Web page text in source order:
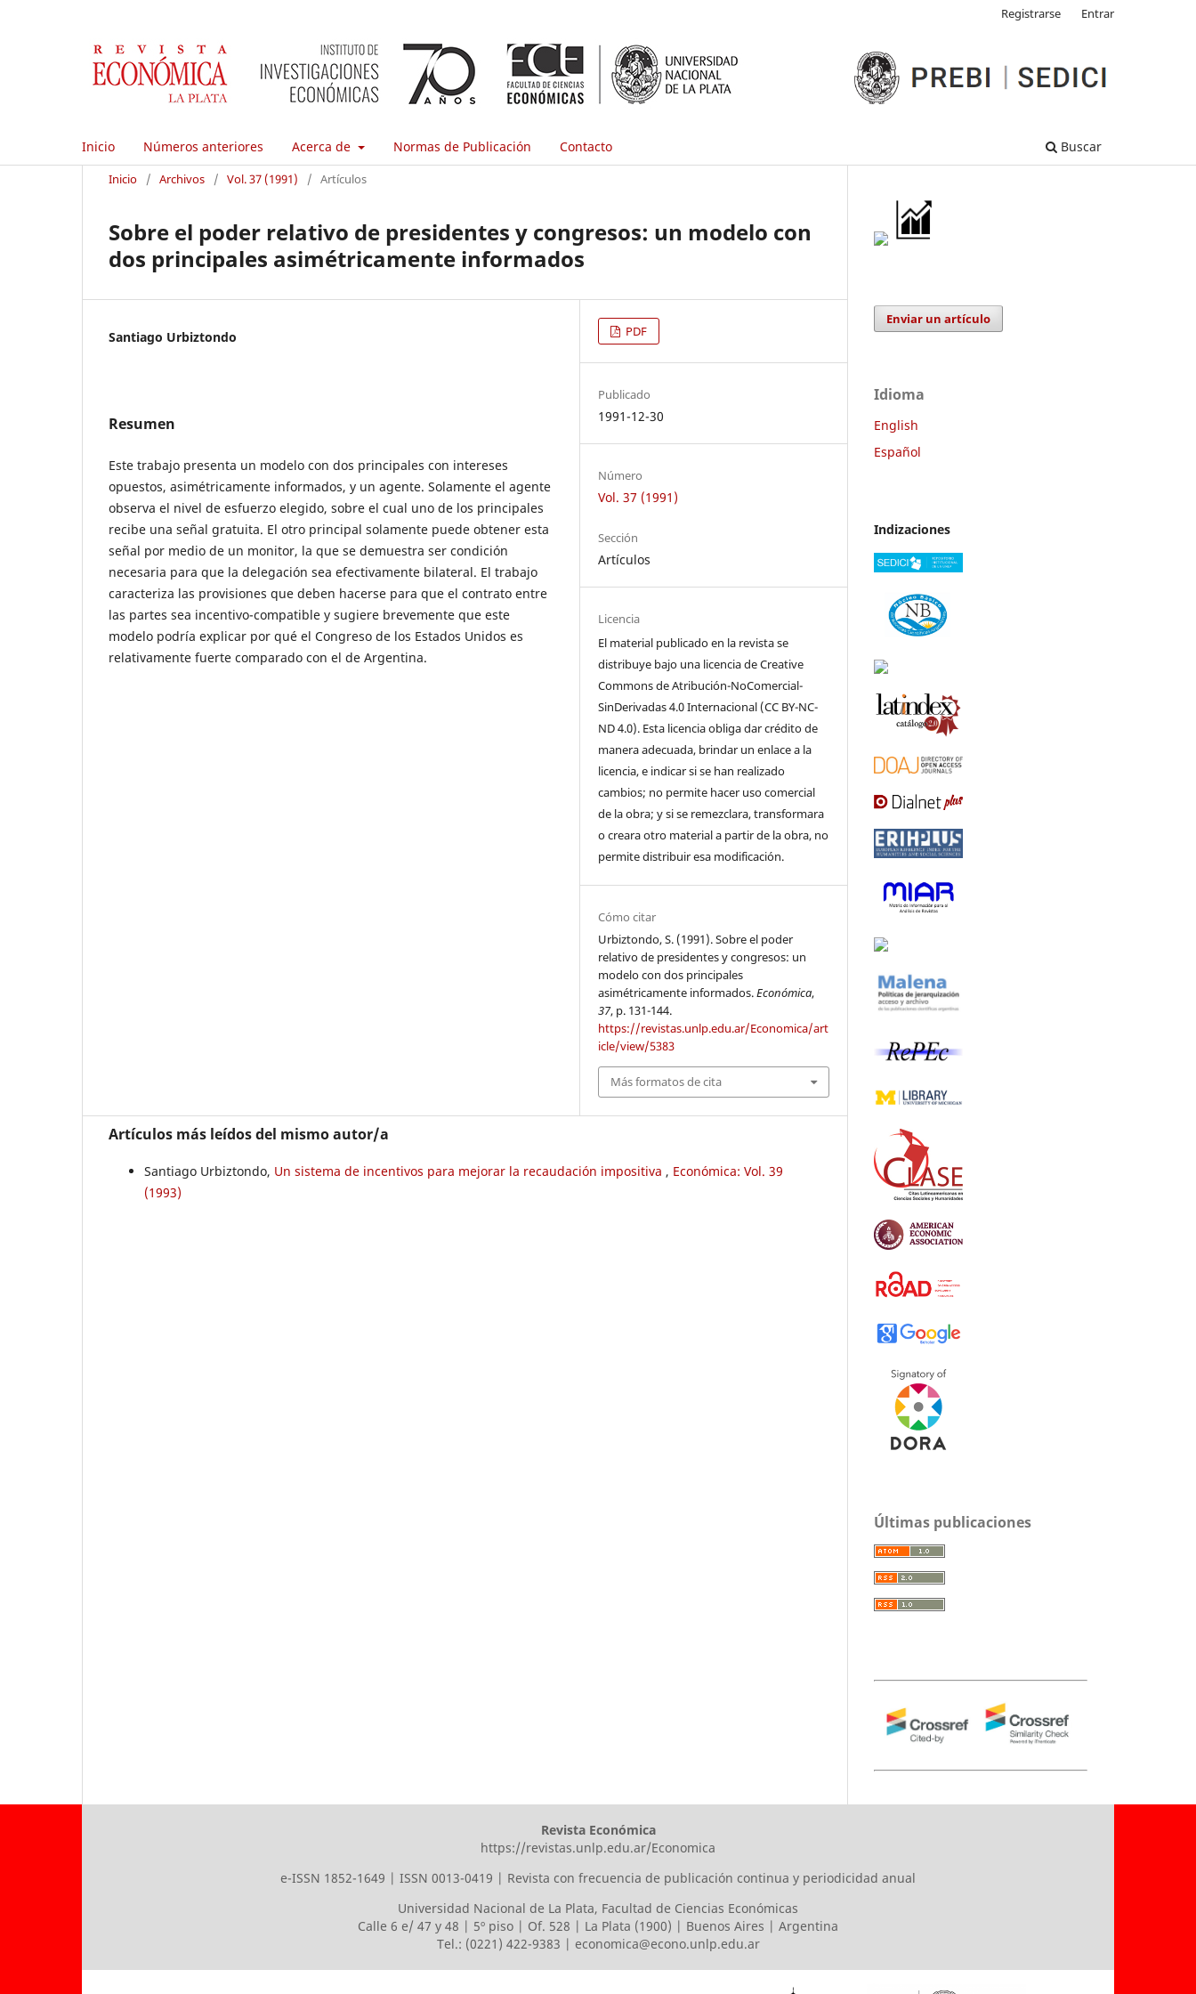
Inicio Números anteriores Acerca de Normas de Publicación Contacto Buscar
Registrarse Entrar
Inicio / Archivos / Vol. 37 (1991) / Artículos
Sobre el poder relativo de presidentes y congresos: un modelo con
dos principales asimétricamente informados
Santiago Urbiztondo
Resumen
Este trabajo presenta un modelo con dos principales con intereses
opuestos, asimétricamente informados, y un agente. Solamente el agente
observa el nivel de esfuerzo elegido, sobre el cual uno de los principales
recibe una señal gratuita. El otro principal solamente puede obtener esta
señal por medio de un monitor, la que se demuestra ser condición
necesaria para que la delegación sea efectivamente bilateral. El trabajo
caracteriza las provisiones que deben hacerse para que el contrato entre
las partes sea incentivo-compatible y sugiere brevemente que este
modelo podría explicar por qué el Congreso de los Estados Unidos es
relativamente fuerte comparado con el de Argentina.
PDF
Publicado
1991-12-30
Número
Vol. 37 (1991)
Sección
Artículos
Licencia
El material publicado en la revista se
distribuye bajo una licencia de Creative
Commons de Atribución-NoComercial-
SinDerivadas 4.0 Internacional (CC BY-NC-
ND 4.0). Esta licencia obliga dar crédito de
manera adecuada, brindar un enlace a la
licencia, e indicar si se han realizado
cambios; no permite hacer uso comercial
de la obra; y si se remezclara, transformara
o creara otro material a partir de la obra, no
permite distribuir esa modificación.
Cómo citar
Urbiztondo, S. (1991). Sobre el poder
relativo de presidentes y congresos: un
modelo con dos principales
asimétricamente informados.Económica,
37, p. 131-144.
https://revistas.unlp.edu.ar/Economica/art
icle/view/5383
Más formatos de cita
Artículos más leídos del mismo autor/a
Santiago Urbiztondo, Un sistema de incentivos para mejorar la recaudación impositiva , Económica: Vol. 39
(1993)
Enviar un artículo
Idioma
English
Español
Indizaciones
Últimas publicaciones
Revista Económica
https://revistas.unlp.edu.ar/Economica
e-ISSN 1852-1649 | ISSN 0013-0419 | Revista con frecuencia de publicación continua y periodicidad anual
Universidad Nacional de La Plata, Facultad de Ciencias Económicas
Calle 6 e/ 47 y 48 | 5º piso | Of. 528 | La Plata (1900) | Buenos Aires | Argentina
Tel.: (0221) 422-9383 | economica@econo.unlp.edu.ar